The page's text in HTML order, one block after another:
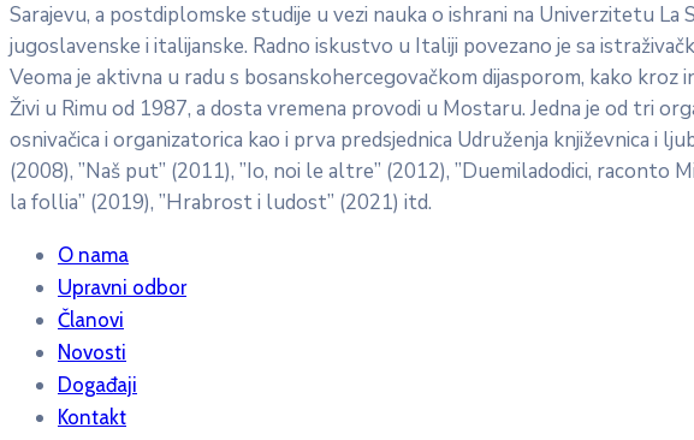
Sarajevu, a postdiplomske studije u vezi nauka o ishrani na Univerzitetu
jugoslavenske i italijanske. Radno iskustvo u Italiji povezano je sa
Veoma je aktivna u radu s bosanskohercegovačkom dijasporom, kako
Živi u Rimu od 1987, a dosta vremena provodi u Mostaru. Jedna je od tri
osnivačica i organizatorica kao i prva predsjednica Udruženja književnica i
(2008), ”Naš put” (2011), ”Io, noi le altre” (2012), ”Duemiladodici, raconto
la follia” (2019), ”Hrabrost i ludost” (2021) itd.
O nama
Upravni odbor
Članovi
Novosti
Događaji
Kontakt